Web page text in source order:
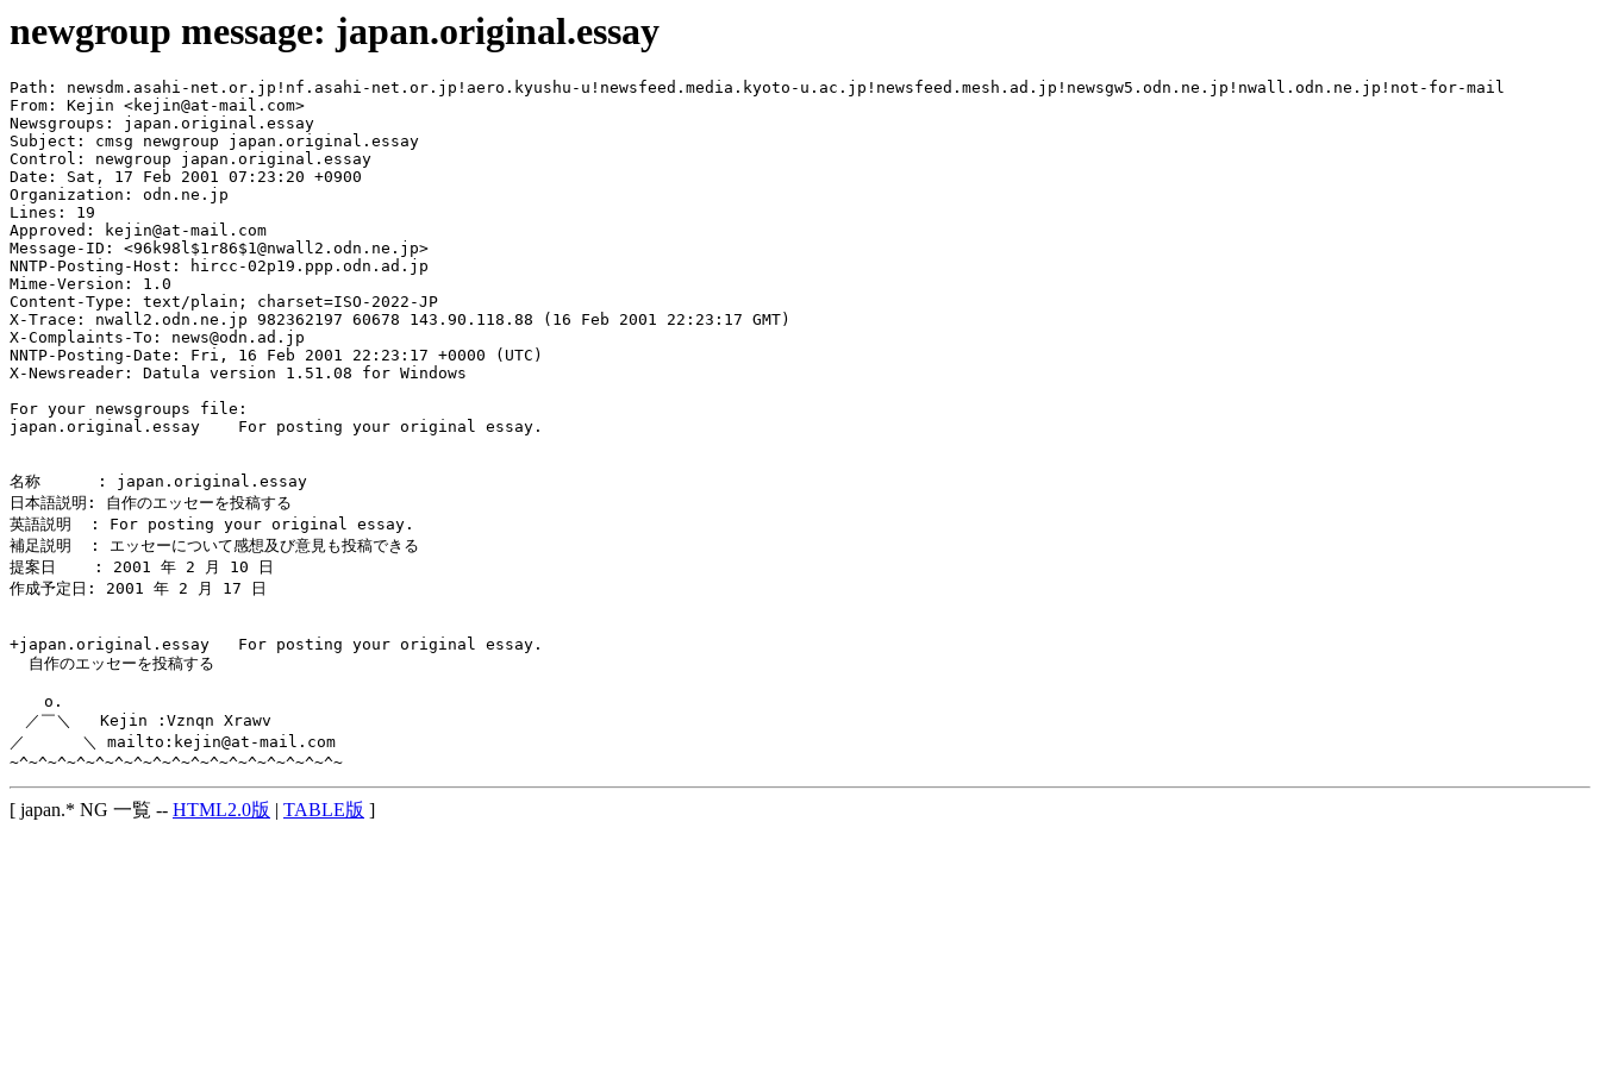
newgroup message: japan.original.essay
Path: newsdm.asahi-net.or.jp!nf.asahi-net.or.jp!aero.kyushu-u!newsfeed.media.kyoto-u.ac.jp!newsfeed.mesh.ad.jp!newsgw5.odn.ne.jp!nwall.odn.ne.jp!not-for-mail
From: Kejin <kejin@at-mail.com>
Newsgroups: japan.original.essay
Subject: cmsg newgroup japan.original.essay
Control: newgroup japan.original.essay
Date: Sat, 17 Feb 2001 07:23:20 +0900
Organization: odn.ne.jp
Lines: 19
Approved: kejin@at-mail.com
Message-ID: <96k98l$1r86$1@nwall2.odn.ne.jp>
NNTP-Posting-Host: hircc-02p19.ppp.odn.ad.jp
Mime-Version: 1.0
Content-Type: text/plain; charset=ISO-2022-JP
X-Trace: nwall2.odn.ne.jp 982362197 60678 143.90.118.88 (16 Feb 2001 22:23:17 GMT)
X-Complaints-To: news@odn.ad.jp
NNTP-Posting-Date: Fri, 16 Feb 2001 22:23:17 +0000 (UTC)
X-Newsreader: Datula version 1.51.08 for Windows
For your newsgroups file:
japan.original.essay	For posting your original essay.
名称      : japan.original.essay
日本語説明: 自作のエッセーを投稿する
英語説明  : For posting your original essay.
補足説明  : エッセーについて感想及び意見も投稿できる
提案日    : 2001 年 2 月 10 日
作成予定日: 2001 年 2 月 17 日
+japan.original.essay	For posting your original essay.
  自作のエッセーを投稿する
o.
／￣＼   Kejin :Vznqn Xrawv
／      ＼ mailto:kejin@at-mail.com
[ japan.* NG 一覧 -- HTML2.0版 | TABLE版 ]